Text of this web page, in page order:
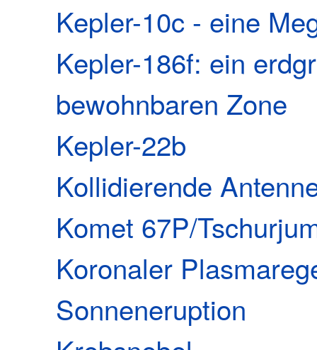
Kepler-10c - eine
Kepler-186f: ein
bewohnbaren Zone
Kepler-22b
Kollidierende
Komet 67P/
Koronaler
Sonneneruption